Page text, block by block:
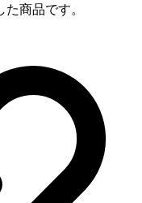
商品です。